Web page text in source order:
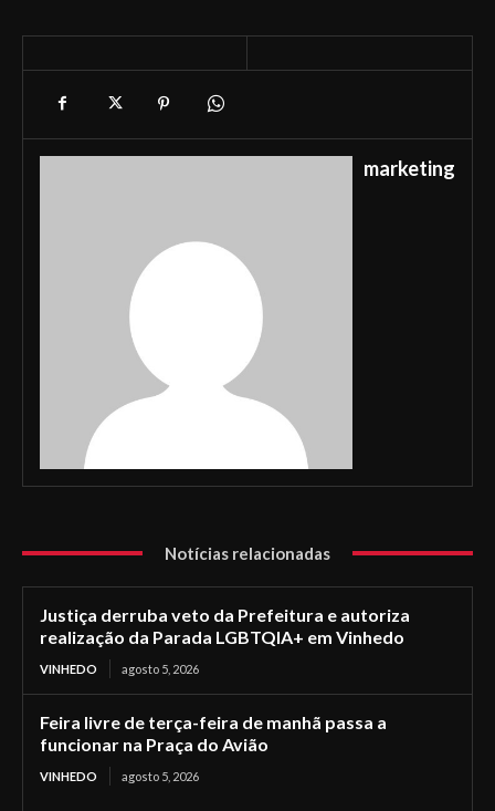
marketing
Notícias relacionadas
Justiça derruba veto da Prefeitura e autoriza
realização da Parada LGBTQIA+ em Vinhedo
VINHEDO agosto 5, 2026
Feira livre de terça-feira de manhã passa a
funcionar na Praça do Avião
VINHEDO agosto 5, 2026